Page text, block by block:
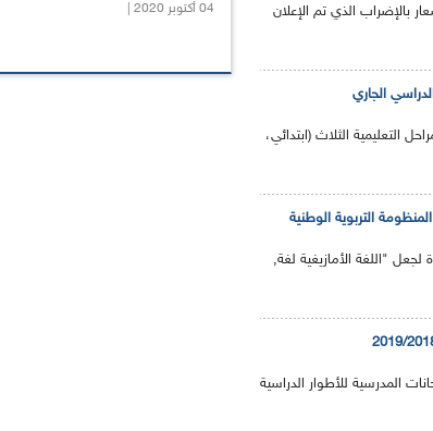
الوطنية مع تكتل النقابات الـ 6 بعد الإشعار بالإضراب الذي تم الإعلان
الجاري
التعليمية الثلاث (ابتدائي،
التربوية الوطنية
لجعل "اللغة الأمازيغية لغة,
المدرسية للأطوار الدراسية
04 أكتوبر 2020 |